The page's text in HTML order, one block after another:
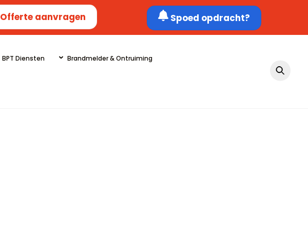
Offerte aanvragen Spoed opdracht?
BPT Diensten Brandmelder & Ontruiming